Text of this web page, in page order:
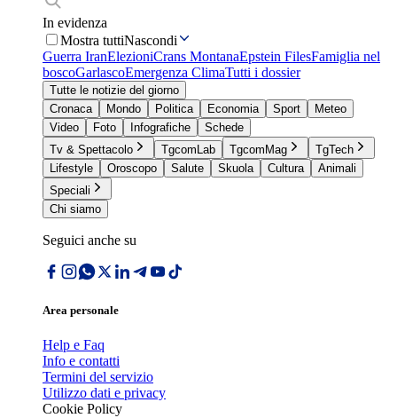
In evidenza
Mostra tuttiNascondi
Guerra IranElezioniCrans MontanaEpstein FilesFamiglia nel
boscoGarlascoEmergenza ClimaTutti i dossier
Tutte le notizie del giorno
Cronaca
Mondo Politica Economia Sport
Meteo
Video
Foto Infografiche
Schede
Tv & Spettacolo
TgcomLab TgcomMag
TgTech
Lifestyle
Oroscopo Salute Skuola Cultura
Animali
Speciali
Chi siamo
Seguici anche su
Area personale
Help e Faq
Info e contatti
Termini del servizio
Utilizzo dati e privacy
Cookie Policy